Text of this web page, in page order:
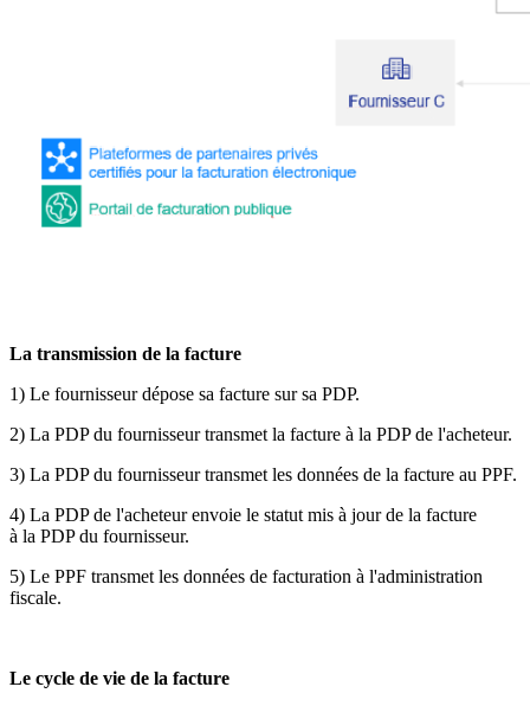
La transmission de la facture
1) Le fournisseur dépose sa facture sur sa PDP.
2) La PDP du fournisseur transmet la facture à la PDP de l'acheteur.
3) La PDP du fournisseur transmet les données de la facture au PPF.
4) La PDP de l'acheteur envoie le statut mis à jour de la facture
à la PDP du fournisseur.
5) Le PPF transmet les données de facturation à l'administration
fiscale.
Le cycle de vie de la facture